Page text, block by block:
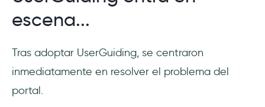
escena...
Tras adoptar UserGuiding, se centraron
inmediatamente en resolver el problema del
portal.